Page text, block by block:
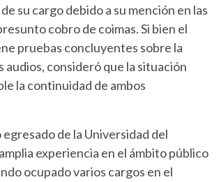
su cargo debido a su mención en las
cobro de coimas. Si bien el
pruebas concluyentes sobre la
audios, consideró que la situación
la continuidad de ambos
de la Universidad del
experiencia en el ámbito público
ocupado varios cargos en el